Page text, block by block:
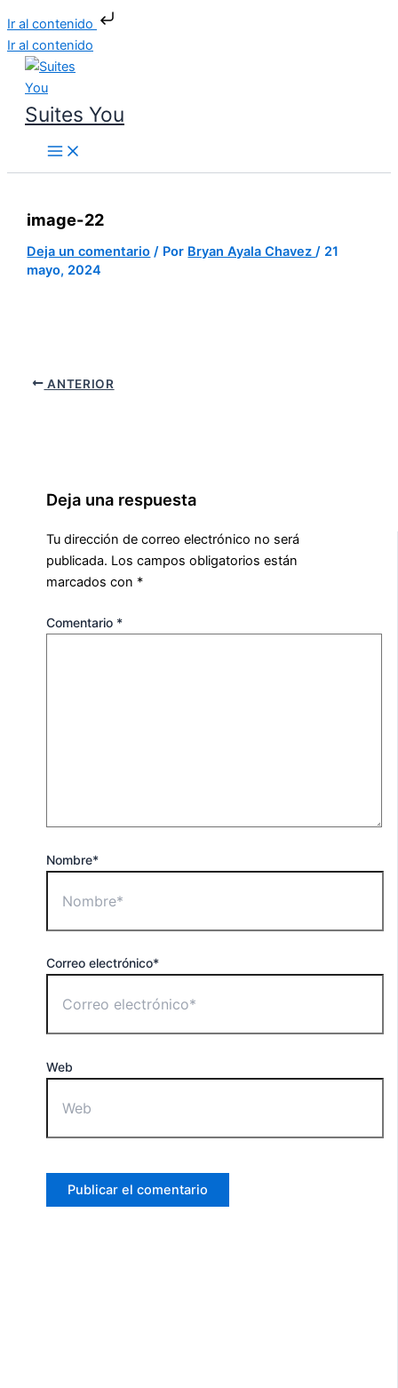
Ir al contenido
Ir al contenido
Suites You
image-22
Deja un comentario / Por Bryan Ayala Chavez/ 21
mayo, 2024
ANTERIOR
Deja una respuesta
Tu dirección de correo electrónico no será
publicada. Los campos obligatorios están
marcados con *
Comentario *
Nombre*
Correo electrónico*
Web